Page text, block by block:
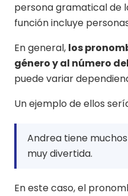
persona gramatical de
función incluye
En general, los
género y al número
puede variar
Un ejemplo de ellos
Andrea tiene
muy divertida.
En este caso, el